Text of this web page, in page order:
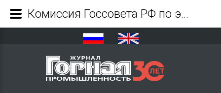
Комиссия Госсовета РФ по энергетике рассмотрела предложения для поддержки угледобывающих предприятий - Журнал Горная промышленность